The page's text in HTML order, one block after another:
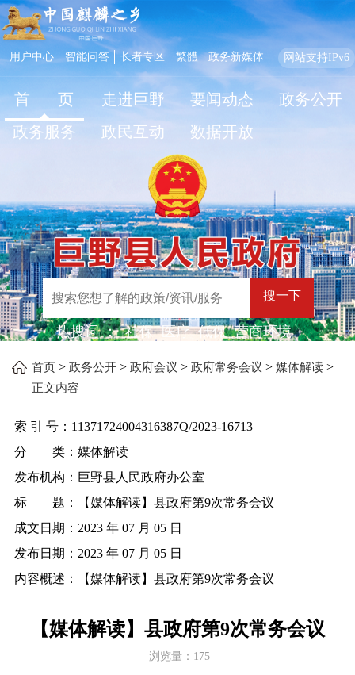
用户中心 智能问答 长者专区 繁體 政务新媒体 网站支持IPv6
首 页 走进巨野 要闻动态
政务公开
政务服务
政民互动 数据开放
搜一下
热搜词 ： 社保 医疗 低保 营商环境
首页 > 政务公开 > 政府会议 > 政府常务会议 > 媒体解读 >
正文内容
索 引 号： 11371724004316387Q/2023-16713
分 类： 媒体解读
发布机构： 巨野县人民政府办公室
标 题：
【媒体解读】县政府第9次常务会议
成文日期： 2023 年 07 月 05 日
发布日期： 2023 年 07 月 05 日
内容概述：
【媒体解读】县政府第9次常务会议
【媒体解读】县政府第9次常务会议
浏览量： 175